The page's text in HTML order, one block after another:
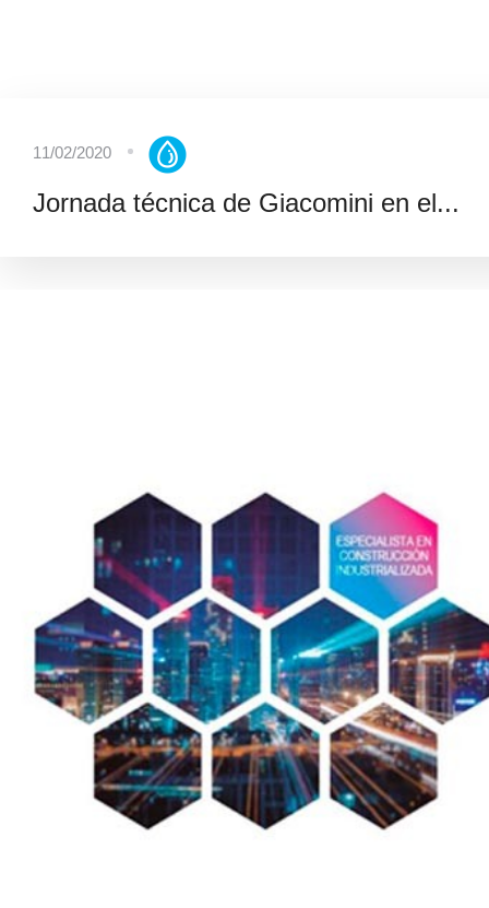
11/02/2020
Jornada técnica de Giacomini en el...